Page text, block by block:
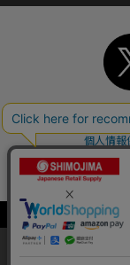
当サイトはクッキー（
だける場合は「OK」を
TOP 初めて
個人情報
よくあるご質問
サイトマ
Copyright©